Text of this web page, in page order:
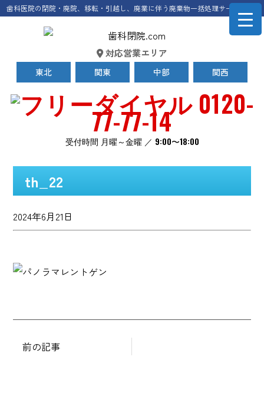
歯科医院の閉院・廃院、移転・引越し、廃業に伴う廃棄物一括処理サービス
対応営業エリア
東北 関東 中部 関西
0120-
77-77-14
受付時間 月曜～金曜 ／ 9:00〜18:00
th_22
2024年6月21日
稿
ナ
ビ
前の記事